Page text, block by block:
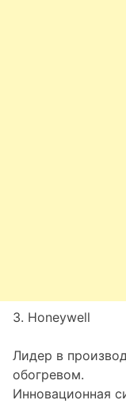
3. Honeywell
Лидер в
обогревом.
Инновационная